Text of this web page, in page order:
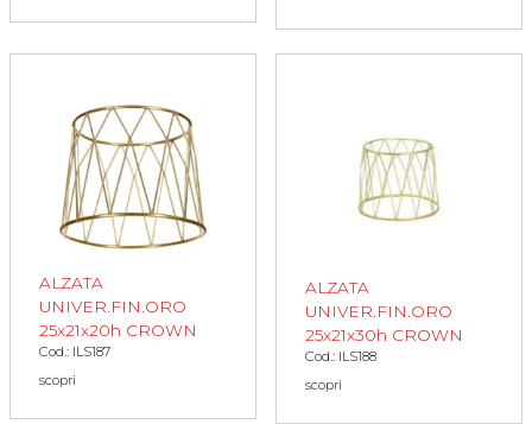
ALZATA
UNIVER.FIN.ORO
25x21x20h CROWN
Cod.: ILS187
scopri
ALZATA
UNIVER.FIN.ORO
25x21x30h CROWN
Cod.: ILS188
scopri